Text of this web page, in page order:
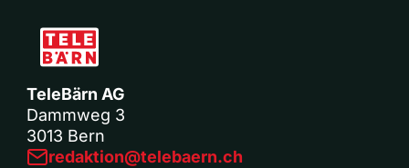
TeleBärn AG
Dammweg 3
3013 Bern
redaktion@telebaern.ch